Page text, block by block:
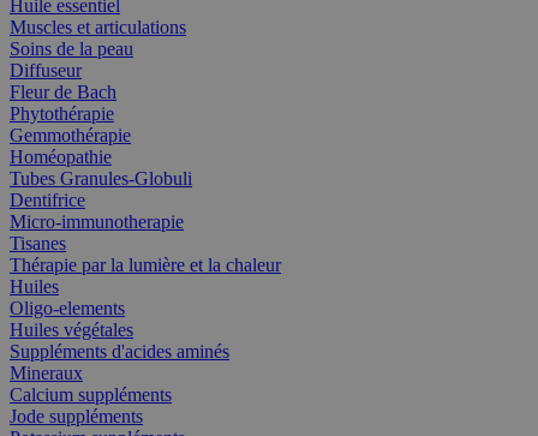
Huile essentiel
Muscles et articulations
Soins de la peau
Diffuseur
Fleur de Bach
Phytothérapie
Gemmothérapie
Homéopathie
Tubes Granules-Globuli
Dentifrice
Micro-immunotherapie
Tisanes
Thérapie par la lumière et la chaleur
Huiles
Oligo-elements
Huiles végétales
Suppléments d'acides aminés
Mineraux
Calcium suppléments
Jode suppléments